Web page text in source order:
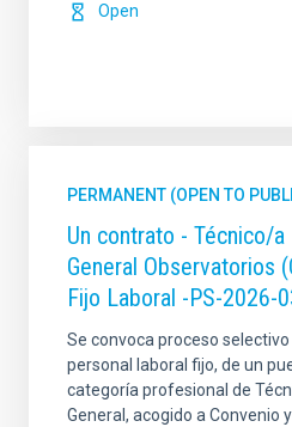
Open
PERMANENT (OPEN TO
Un contrato - Técnico/
General Observatorios
Fijo Laboral -PS-2026-
Se convoca proceso
personal laboral fijo, de un
categoría profesional de
General, acogido a Convenio